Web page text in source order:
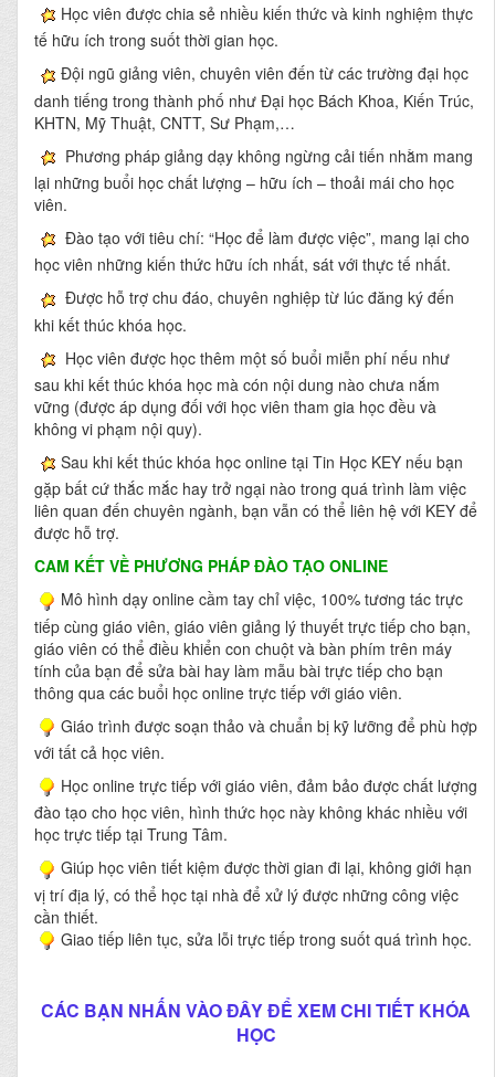
Học viên được chia sẻ nhiều kiến thức và kinh nghiệm thực
tế hữu ích trong suốt thời gian học.
Đội ngũ giảng viên, chuyên viên đến từ các trường đại học
danh tiếng trong thành phố như Đại học Bách Khoa, Kiến Trúc,
KHTN, Mỹ Thuật, CNTT, Sư Phạm,…
Phương pháp giảng dạy không ngừng cải tiến nhằm mang
lại những buổi học chất lượng – hữu ích – thoải mái cho học
viên.
Đào tạo với tiêu chí: “Học để làm được việc”, mang lại cho
học viên những kiến thức hữu ích nhất, sát với thực tế nhất.
Được hỗ trợ chu đáo, chuyên nghiệp từ lúc đăng ký đến
khi kết thúc khóa học.
Học viên được học thêm một số buổi miễn phí nếu như
sau khi kết thúc khóa học mà cón nội dung nào chưa nắm
vững (được áp dụng đối với học viên tham gia học đều và
không vi phạm nội quy).
Sau khi kết thúc khóa học online tại Tin Học KEY nếu bạn
gặp bất cứ thắc mắc hay trở ngại nào trong quá trình làm việc
liên quan đến chuyên ngành, bạn vẫn có thể liên hệ với KEY để
được hỗ trợ.
CAM KẾT VỀ PHƯƠNG PHÁP ĐÀO TẠO ONLINE
Mô hình dạy online cầm tay chỉ việc, 100% tương tác trực
tiếp cùng giáo viên, giáo viên giảng lý thuyết trực tiếp cho bạn,
giáo viên có thể điều khiển con chuột và bàn phím trên máy
tính của bạn để sửa bài hay làm mẫu bài trực tiếp cho bạn
thông qua các buổi học online trực tiếp với giáo viên.
Giáo trình được soạn thảo và chuẩn bị kỹ lưỡng để phù hợp
với tất cả học viên.
Học online trực tiếp với giáo viên, đảm bảo được chất lượng
đào tạo cho học viên, hình thức học này không khác nhiều với
học trực tiếp tại Trung Tâm.
Giúp học viên tiết kiệm được thời gian đi lại, không giới hạn
vị trí địa lý, có thể học tại nhà để xử lý được những công việc
cần thiết.
Giao tiếp liên tục, sửa lỗi trực tiếp trong suốt quá trình học.
CÁC BẠN NHẤN VÀO ĐÂY ĐỂ XEM CHI TIẾT KHÓA
HỌC